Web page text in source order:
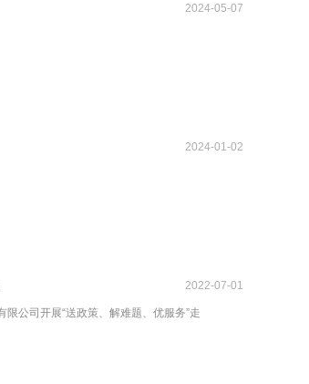
2024-05-07
2024-01-02
2022-07-01
公司开展“送政策、解难题、优服务”走